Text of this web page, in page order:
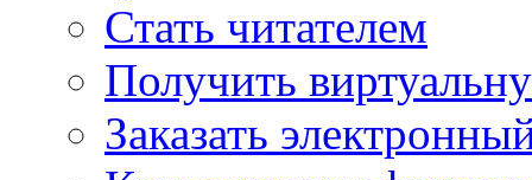
Стать читателем
Получить
Заказать